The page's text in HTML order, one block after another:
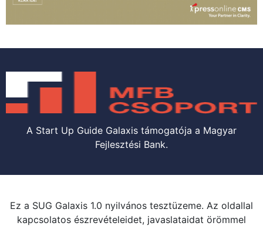
A Start Up Guide Galaxis támogatója a Magyar
Fejlesztési Bank.
Ez a SUG Galaxis 1.0 nyilvános tesztüzeme. Az oldallal
kapcsolatos észrevételeidet, javaslataidat örömmel